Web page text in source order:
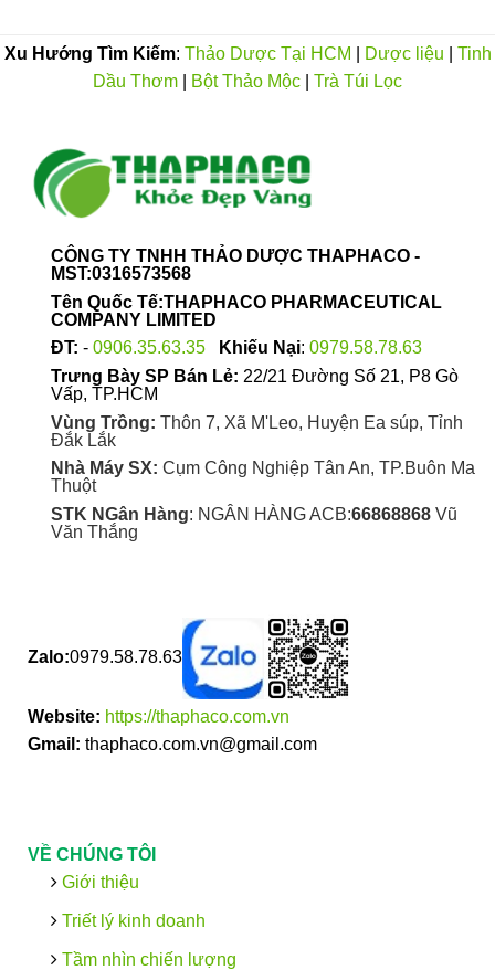
nhiều
biến
tùy
chọn
có
được
chọn
trên
trang
sản
Xu Hướng Tìm Kiếm: Thảo Dược Tại HCM Dược liệu
Tinh
Dầu Thơm
Bột Thảo Mộc Trà Túi Lọc
CÔNG TY TNHH THẢO DƯỢC THAPHACO -
MST:0316573568
Tên Quốc Tế:THAPHACO PHARMACEUTICAL
COMPANY LIMITED
ĐT: - 0906.35.63.35 Khiếu Nại: 0979.58.78.63
Trưng Bày SP Bán Lẻ: 22/21 Đường Số 21, P8 Gò
Vấp, TP.HCM
Vùng Trồng: Thôn 7, Xã M'Leo, Huyện Ea súp, Tỉnh
Đắk Lắk
Nhà Máy SX: Cụm Công Nghiệp Tân An, TP.Buôn Ma
Thuột
STK NGân Hàng: NGÂN HÀNG ACB:66868868Vũ
Văn Thắng
Zalo:0979.58.78.63
Website: https://thaphaco.com.vn
Gmail: thaphaco.com.vn@gmail.com
VỀ CHÚNG TÔI
Giới thiệu
Triết lý kinh doanh
Tầm nhìn chiến lượng